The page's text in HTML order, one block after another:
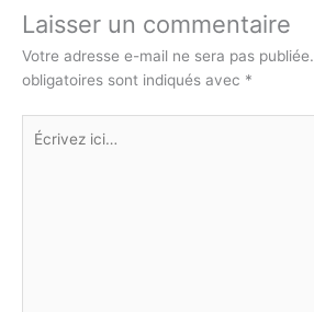
n
k
p
p
o
o
k
n
Laisser un commentaire
Votre adresse e-mail ne sera pas publiée.
obligatoires sont indiqués avec *
Écrivez
ici…